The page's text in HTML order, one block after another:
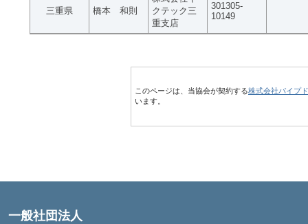
三重県 橋本 和則
クテック三
重支店
301305-
10149
このページは、当協会が契約する株式会社パイプ
います。
一般社団法人